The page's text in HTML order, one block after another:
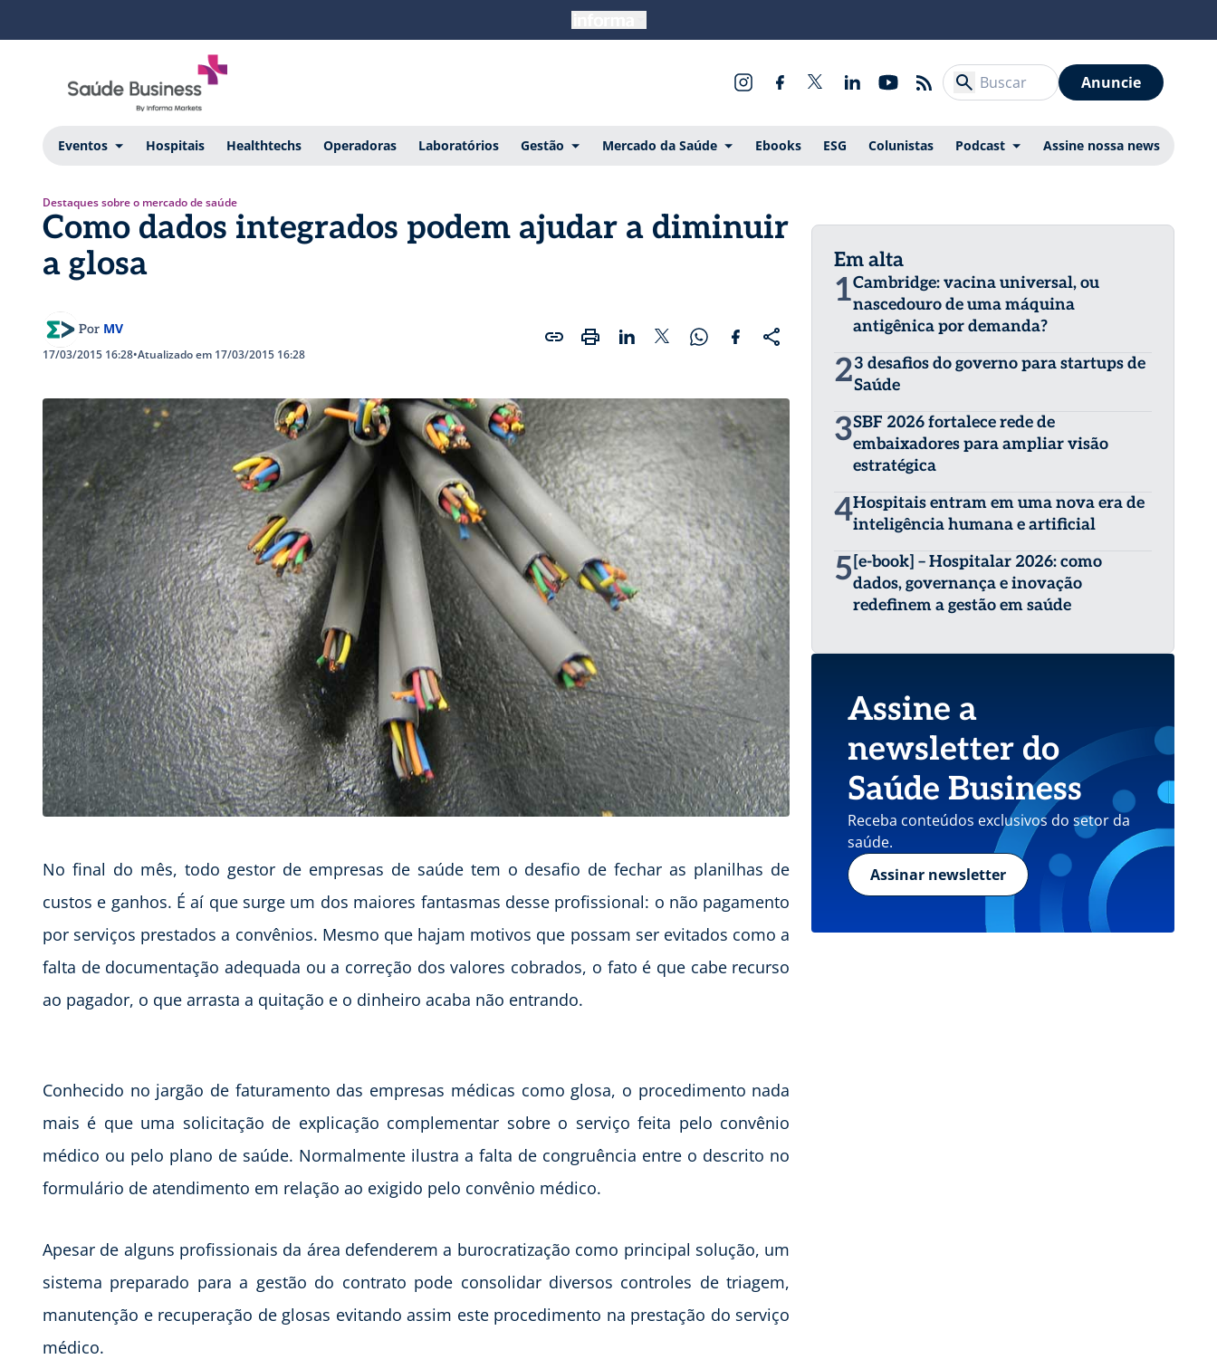
Anuncie
Eventos Hospitais Healthtechs Operadoras Laboratórios Gestão Mercado da Saúde Ebooks ESG Colunistas Podcast Assine nossa news
Destaques sobre o mercado de saúde
Como dados integrados podem ajudar a diminuir
a glosa
Por MV
17/03/2015 16:28•Atualizado em 17/03/2015 16:28
No final do mês, todo gestor de empresas de saúde tem o desafio de fechar as planilhas de
custos e ganhos. É aí que surge um dos maiores fantasmas desse profissional: o não pagamento
por serviços prestados a convênios. Mesmo que hajam motivos que possam ser evitados como a
falta de documentação adequada ou a correção dos valores cobrados, o fato é que cabe recurso
ao pagador, o que arrasta a quitação e o dinheiro acaba não entrando.
Conhecido no jargão de faturamento das empresas médicas como glosa, o procedimento nada
mais é que uma solicitação de explicação complementar sobre o serviço feita pelo convênio
médico ou pelo plano de saúde. Normalmente ilustra a falta de congruência entre o descrito no
formulário de atendimento em relação ao exigido pelo convênio médico.
Apesar de alguns profissionais da área defenderem a burocratização como principal solução, um
sistema preparado para a gestão do contrato pode consolidar diversos controles de triagem,
manutenção e recuperação de glosas evitando assim este procedimento na prestação do serviço
médico.
Em alta
1Cambridge: vacina universal, ou
nascedouro de uma máquina
antigênica por demanda?
23 desafios do governo para startups de
Saúde
3SBF 2026 fortalece rede de
embaixadores para ampliar visão
estratégica
4Hospitais entram em uma nova era de
inteligência humana e artificial
5 [e-book] – Hospitalar 2026: como
dados, governança e inovação
redefinem a gestão em saúde
Assine a
newsletter do
Saúde Business
Receba conteúdos exclusivos do setor da
saúde.
Assinar newsletter